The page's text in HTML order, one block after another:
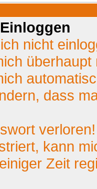
nicht
überhaupt
dass
verloren!
kann
Zeit